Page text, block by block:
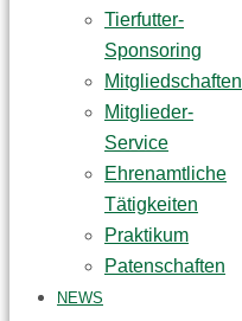
Tierfutter-
Sponsoring
Mitgliedschaften
Mitglieder-
Service
Ehrenamtliche
Tätigkeiten
Praktikum
Patenschaften
NEWS